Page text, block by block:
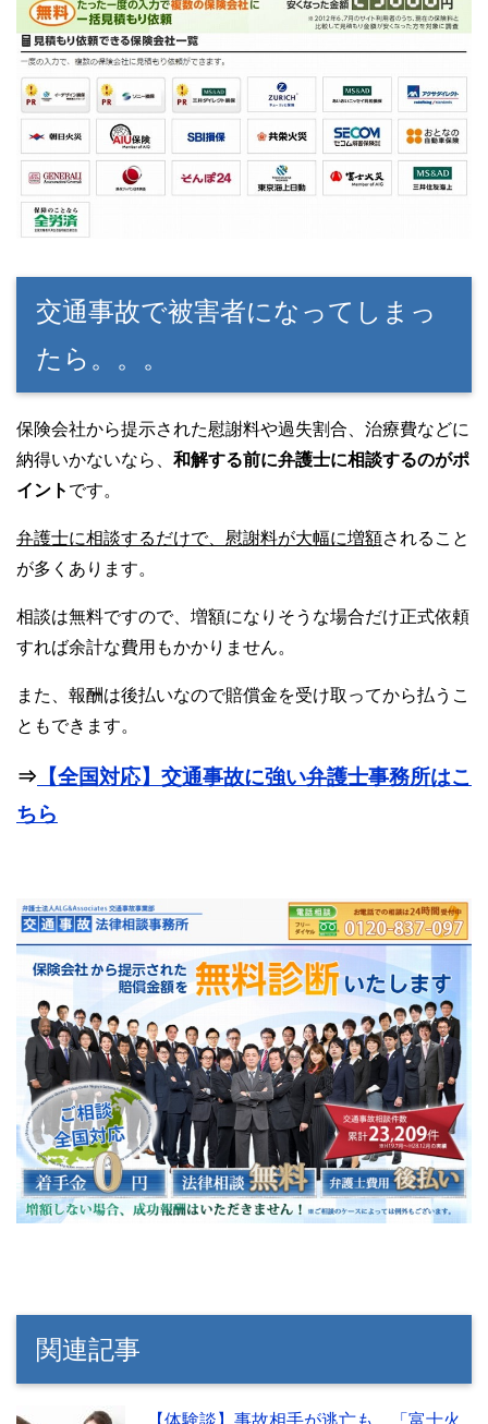
交通事故で被害者になってしまっ
たら。。。
保険会社から提示された慰謝料や過失割合、治療費などに
納得いかないなら、 和解する前に弁護士に相談するのがポ
イント です。
弁護士に相談するだけで、慰謝料が大幅に増額されること
が多くあります。
相談は無料ですので、増額になりそうな場合だけ正式依頼
すれば余計な費用もかかりません。
また、報酬は後払いなので賠償金を受け取ってから払うこ
ともできます。
⇒ 【全国対応】交通事故に強い弁護士事務所はこ
ちら
関連記事